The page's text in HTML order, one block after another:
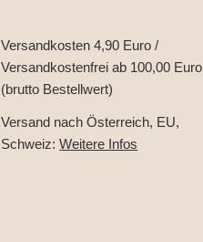
Versandkosten 4,90 Euro /
Versandkostenfrei ab 100,00 Euro
(brutto Bestellwert)
Versand nach Österreich, EU,
Schweiz:Weitere Infos